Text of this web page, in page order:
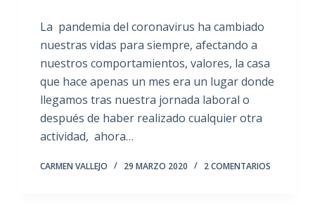
La pandemia del coronavirus ha cambiado
nuestras vidas para siempre, afectando a
nuestros comportamientos, valores, la casa
que hace apenas un mes era un lugar donde
llegamos tras nuestra jornada laboral o
después de haber realizado cualquier otra
actividad, ahora…
CARMEN VALLEJO 29 MARZO 2020 2 COMENTARIOS